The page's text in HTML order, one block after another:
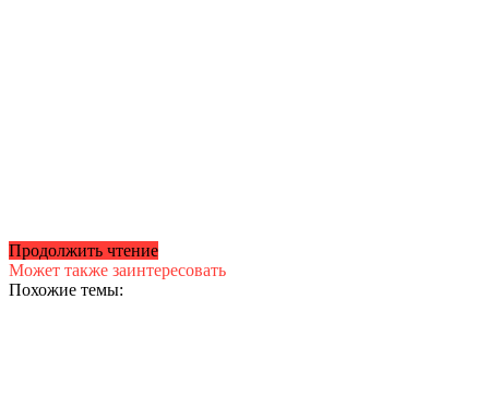
Продолжить чтение
Может также заинтересовать
Похожие темы: